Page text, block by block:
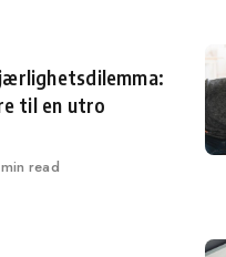
til en utro
read